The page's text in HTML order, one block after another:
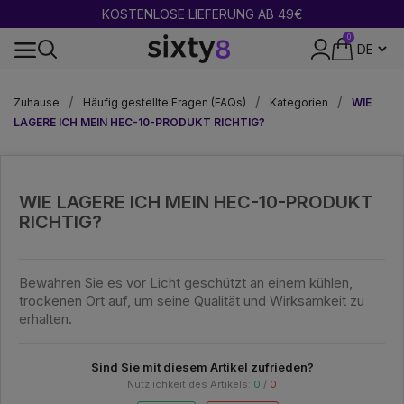
KOSTENLOSE LIEFERUNG AB 49€
0
Zuhause
Häufig gestellte Fragen (FAQs) Kategorien
WIE
LAGERE ICH MEIN HEC-10-PRODUKT RICHTIG?
WIE LAGERE ICH MEIN HEC-10-PRODUKT
RICHTIG?
Bewahren Sie es vor Licht geschützt an einem kühlen,
trockenen Ort auf, um seine Qualität und Wirksamkeit zu
erhalten.
Sind Sie mit diesem Artikel zufrieden?
Nützlichkeit des Artikels: 0 / 0